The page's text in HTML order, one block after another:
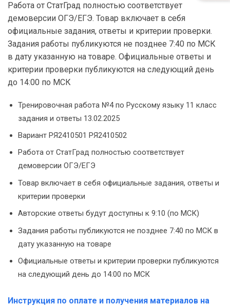
Работа от СтатГрад полностью соответствует
демоверсии ОГЭ/ЕГЭ. Товар включает в себя
официальные задания, ответы и критерии проверки.
Задания работы публикуются не позднее 7:40 по МСК
в дату указанную на товаре. Официальные ответы и
критерии проверки публикуются на следующий день
до 14:00 по МСК
Тренировочная работа №4 по Русскому языку 11 класс
задания и ответы 13.02.2025
Вариант РЯ2410501 РЯ2410502
Работа от СтатГрад полностью соответствует
демоверсии ОГЭ/ЕГЭ
Товар включает в себя официальные задания, ответы и
критерии проверки
Авторские ответы будут доступны к 9:10 (по МСК)
Задания работы публикуются не позднее 7:40 по МСК в
дату указанную на товаре
Официальные ответы и критерии проверки публикуются
на следующий день до 14:00 по МСК
Инструкция по оплате и получения материалов на